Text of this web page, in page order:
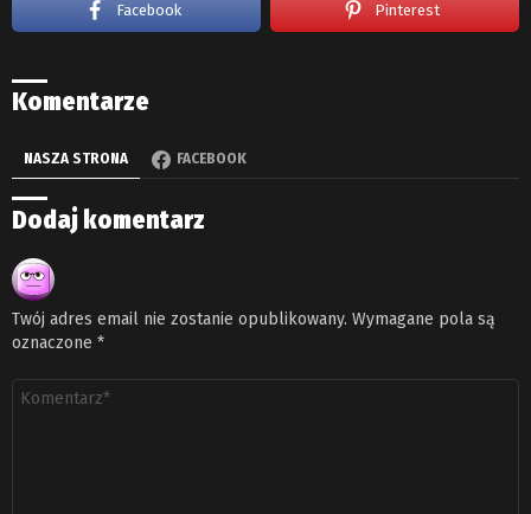
Facebook Pinterest
Komentarze
NASZA STRONA FACEBOOK
Dodaj komentarz
Twój adres email nie zostanie opublikowany. Wymagane pola są
oznaczone *